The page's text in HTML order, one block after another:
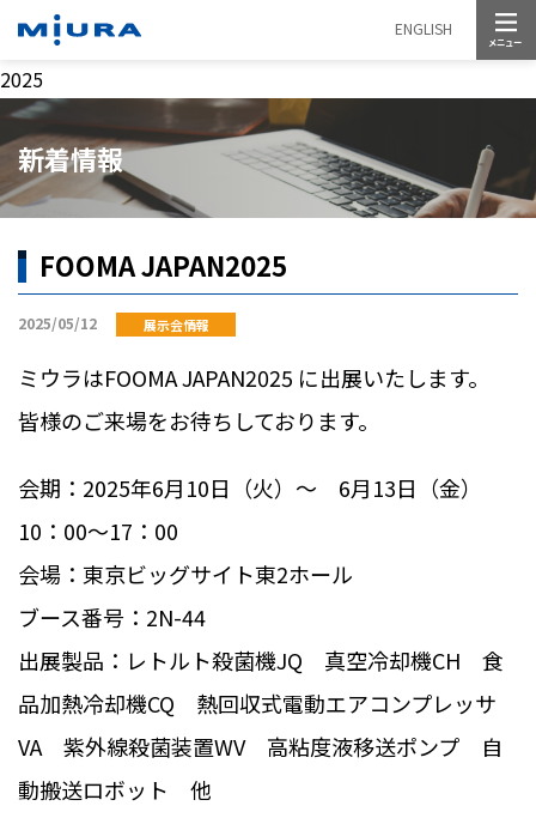
ENGLISH
2025
新着情報
FOOMA JAPAN2025
2025/05/12 展示会情報
ミウラはFOOMA JAPAN2025 に出展いたします。
皆様のご来場をお待ちしております。
会期： 2025年6月10日（火）～ 6月13日（金）
10 ： 00～17 ： 00
会場：東京ビッグサイト東2ホール
ブース番号： 2N-44
出展製品：レトルト殺菌機JQ 真空冷却機CH 食
品加熱冷却機CQ 熱回収式電動エアコンプレッサ
VA 紫外線殺菌装置WV高粘度液移送ポンプ 自
動搬送ロボット 他